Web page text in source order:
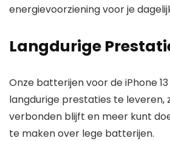
energievoorziening voor je
Langdurige
Onze batterijen voor de iPhone
langdurige prestaties te leveren,
verbonden blijft en meer kunt
te maken over lege batterijen.